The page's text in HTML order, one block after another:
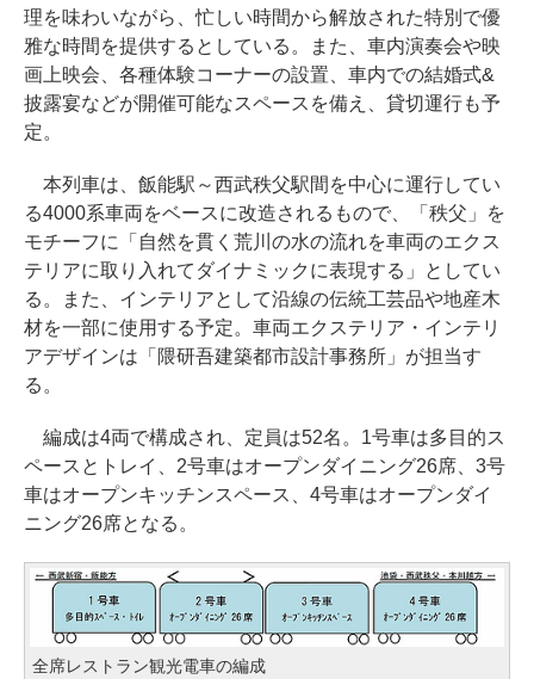
理を味わいながら、忙しい時間から解放された特別で優
雅な時間を提供するとしている。また、車内演奏会や映
画上映会、各種体験コーナーの設置、車内での結婚式&
披露宴などが開催可能なスペースを備え、貸切運行も予
定。
本列車は、飯能駅～西武秩父駅間を中心に運行してい
る4000系車両をベースに改造されるもので、「秩父」を
モチーフに「自然を貫く荒川の水の流れを車両のエクス
テリアに取り入れてダイナミックに表現する」としてい
る。また、インテリアとして沿線の伝統工芸品や地産木
材を一部に使用する予定。車両エクステリア・インテリ
アデザインは「隈研吾建築都市設計事務所」が担当す
る。
編成は4両で構成され、定員は52名。1号車は多目的ス
ペースとトレイ、2号車はオープンダイニング26席、3号
車はオープンキッチンスペース、4号車はオープンダイ
ニング26席となる。
全席レストラン観光電車の編成